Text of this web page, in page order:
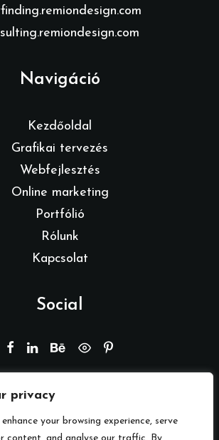
privacy
your browsing experience, serve
Navigáció
Kezdőoldal
Grafikai tervezés
Webfejlesztés
Online marketing
Portfólió
Rólunk
Kapcsolat
Social
by REMION.Minden jog fenntartva